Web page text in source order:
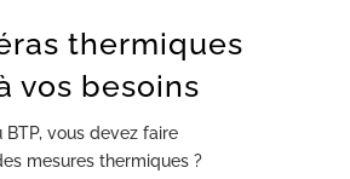
thermiques
vos besoins
BTP, vous devez faire
mesures thermiques ?